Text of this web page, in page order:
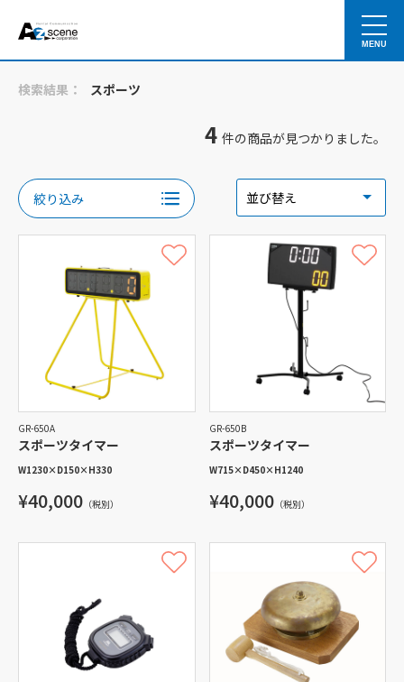
MENU
検索結果： スポーツ
4 件の商品が見つかりました。
絞り込み
GR-650A
スポーツタイマー
W1230× D150× H330
¥40,000 （税別）
GR-650B
スポーツタイマー
W715× D450× H1240
¥40,000（税別）